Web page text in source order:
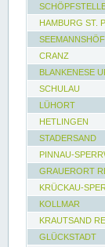
HAMBURG ST.
CRANZ
BLANKENESE
SCHULAU
LÜHORT
HETLINGEN
STADERSAND
PINNAU-
GRAUERORT
KRÜCKAU-
KOLLMAR
KRAUTSAND
GLÜCKSTADT